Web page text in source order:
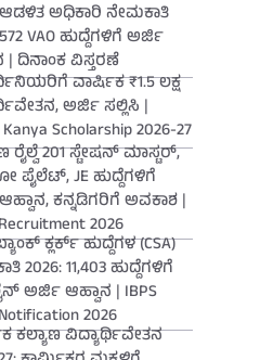
ಅಧಿಕಾರಿ ನೇಮಕಾತಿ
VAO ಹುದ್ದೆಗಳಿಗೆ ಅರ್ಜಿ
| ದಿನಾಂಕ ವಿಸ್ತರಣೆ
ವಾರ್ಷಿಕ ₹1.5 ಲಕ್ಷ
ಅರ್ಜಿ ಸಲ್ಲಿಸಿ |
Scholarship 2026-27
ರೈಲ್ವೆ 201 ಸ್ಟೇಷನ್ ಮಾಸ್ಟರ್,
JE ಹುದ್ದೆಗಳಿಗೆ
ಕನ್ನಡಿಗರಿಗೆ ಅವಕಾಶ |
2026
ಕ್ಲರ್ಕ್ ಹುದ್ದೆಗಳ (CSA)
2026: 11,403 ಹುದ್ದೆಗಳಿಗೆ
ಅರ್ಜಿ ಆಹ್ವಾನ | IBPS
2026
ಕಲ್ಯಾಣ ವಿದ್ಯಾರ್ಥಿವೇತನ